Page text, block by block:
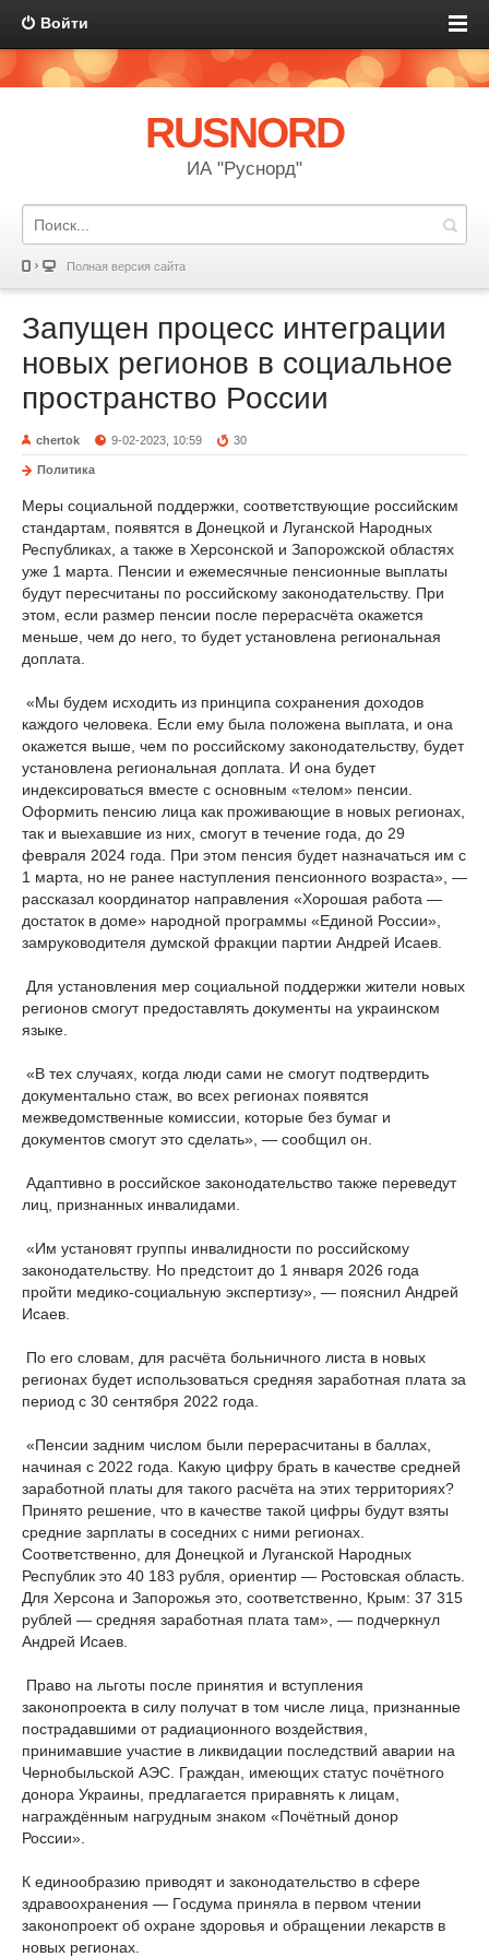
Войти
RUSNORD
ИА "Руснорд"
Полная версия сайта
Запущен процесс интеграции
новых регионов в социальное
пространство России
chertok 9-02-2023, 10:59 30
Политика
Меры социальной поддержки, соответствующие российским
стандартам, появятся в Донецкой и Луганской Народных
Республиках, а также в Херсонской и Запорожской областях
уже 1 марта. Пенсии и ежемесячные пенсионные выплаты
будут пересчитаны по российскому законодательству. При
этом, если размер пенсии после перерасчёта окажется
меньше, чем до него, то будет установлена региональная
доплата.
«Мы будем исходить из принципа сохранения доходов
каждого человека. Если ему была положена выплата, и она
окажется выше, чем по российскому законодательству, будет
установлена региональная доплата. И она будет
индексироваться вместе с основным «телом» пенсии.
Оформить пенсию лица как проживающие в новых регионах,
так и выехавшие из них, смогут в течение года, до 29
февраля 2024 года. При этом пенсия будет назначаться им с
1 марта, но не ранее наступления пенсионного возраста», —
рассказал координатор направления «Хорошая работа —
достаток в доме» народной программы «Единой России»,
замруководителя думской фракции партии Андрей Исаев.
Для установления мер социальной поддержки жители новых
регионов смогут предоставлять документы на украинском
языке.
«В тех случаях, когда люди сами не смогут подтвердить
документально стаж, во всех регионах появятся
межведомственные комиссии, которые без бумаг и
документов смогут это сделать», — сообщил он.
Адаптивно в российское законодательство также переведут
лиц, признанных инвалидами.
«Им установят группы инвалидности по российскому
законодательству. Но предстоит до 1 января 2026 года
пройти медико-социальную экспертизу», — пояснил Андрей
Исаев.
По его словам, для расчёта больничного листа в новых
регионах будет использоваться средняя заработная плата за
период с 30 сентября 2022 года.
«Пенсии задним числом были перерасчитаны в баллах,
начиная с 2022 года. Какую цифру брать в качестве средней
заработной платы для такого расчёта на этих территориях?
Принято решение, что в качестве такой цифры будут взяты
средние зарплаты в соседних с ними регионах.
Соответственно, для Донецкой и Луганской Народных
Республик это 40 183 рубля, ориентир — Ростовская область.
Для Херсона и Запорожья это, соответственно, Крым: 37 315
рублей — средняя заработная плата там», — подчеркнул
Андрей Исаев.
Право на льготы после принятия и вступления
законопроекта в силу получат в том числе лица, признанные
пострадавшими от радиационного воздействия,
принимавшие участие в ликвидации последствий аварии на
Чернобыльской АЭС. Граждан, имеющих статус почётного
донора Украины, предлагается приравнять к лицам,
награждённым нагрудным знаком «Почётный донор
России».
К единообразию приводят и законодательство в сфере
здравоохранения — Госдума приняла в первом чтении
законопроект об охране здоровья и обращении лекарств в
новых регионах.